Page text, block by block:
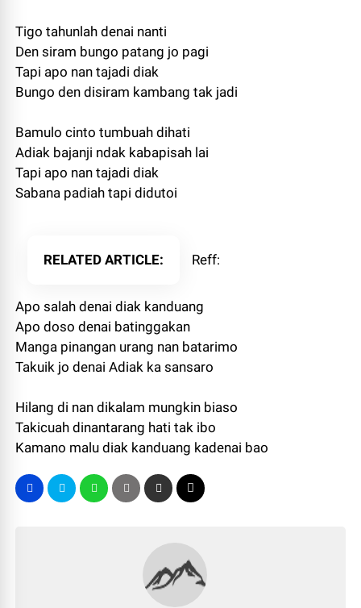
Tigo tahunlah denai nanti
Den siram bungo patang jo pagi
Tapi apo nan tajadi diak
Bungo den disiram kambang tak jadi
Bamulo cinto tumbuah dihati
Adiak bajanji ndak kabapisah lai
Tapi apo nan tajadi diak
Sabana padiah tapi didutoi
RELATED ARTICLE Reff:
Apo salah denai diak kanduang
Apo doso denai batinggakan
Manga pinangan urang nan batarimo
Takuik jo denai Adiak ka sansaro
Hilang di nan dikalam mungkin biaso
Takicuah dinantarang hati tak ibo
Kamano malu diak kanduang kadenai bao